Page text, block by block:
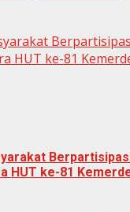
HUT ke-81
HUT ke-81